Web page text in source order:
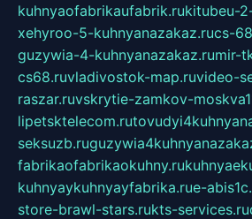
kuhnyaofabrikaufabrik.rukitubeu-
xehyroo-5-kuhnyanazakaz.rucs-
guzywia-4-kuhnyanazakaz.rumir-
cs68.ruvladivostok-map.ruvideo-
raszar.ruvskrytie-zamkov-
lipetsktelecom.ru
seksuzb.ru
fabrikaofabrikaokuhny.ru
kuhnyaykuhnyayfabrika.rue-
store-brawl-stars.rukts-services.ru